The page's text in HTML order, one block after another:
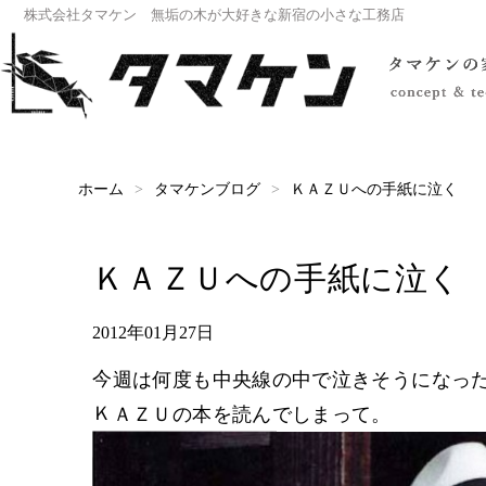
株式会社タマケン 無垢の木が大好きな新宿の小さな工務店
ホーム タマケンブログ ＫＡＺＵへの手紙に泣く
ＫＡＺＵへの手紙に泣く
2012年01月27日
今週は何度も中央線の中で泣きそうになっ
ＫＡＺＵの本を読んでしまって。